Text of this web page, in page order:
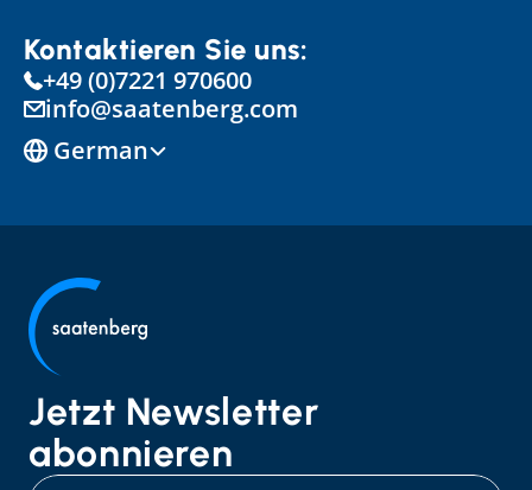
Kontaktieren Sie uns:
+49 (0)7221 970600
info@saatenberg.com
German
Jetzt Newsletter
abonnieren